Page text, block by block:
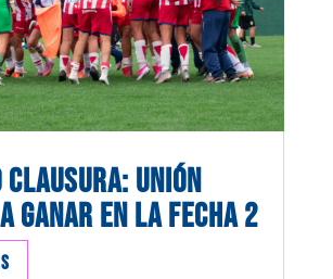
CLAUSURA: UNIÓN
GANAR EN LA FECHA 2